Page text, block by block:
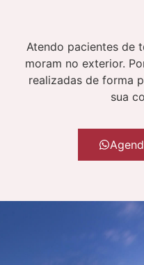
Atendo pacientes de
moram no exterior.
realizadas de forma
sua